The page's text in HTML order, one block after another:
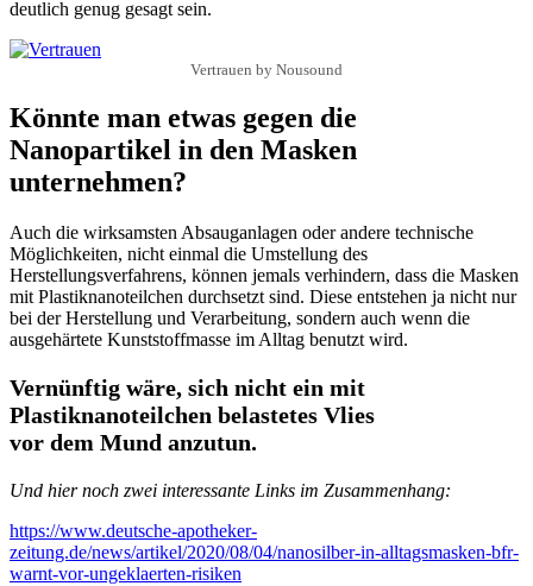
deutlich genug gesagt sein.
Vertrauen by Nousound
Könnte man etwas gegen die
Nanopartikel in den Masken
unternehmen?
Auch die wirksamsten Absauganlagen oder andere technische
Möglichkeiten, nicht einmal die Umstellung des
Herstellungsverfahrens, können jemals verhindern, dass die Masken
mit Plastiknanoteilchen durchsetzt sind. Diese entstehen ja nicht nur
bei der Herstellung und Verarbeitung, sondern auch wenn die
ausgehärtete Kunststoffmasse im Alltag benutzt wird.
Vernünftig wäre, sich nicht ein mit
Plastiknanoteilchen belastetes Vlies
vor dem Mund anzutun.
Und hier noch zwei interessante Links im Zusammenhang:
https://www.deutsche-apotheker-
zeitung.de/news/artikel/2020/08/04/nanosilber-in-alltagsmasken-bfr-
warnt-vor-ungeklaerten-risiken